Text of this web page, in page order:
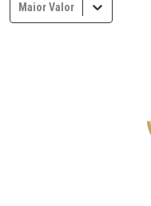
Maior Valor